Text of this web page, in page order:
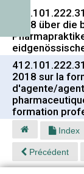
2018 über die
2018 sur la
d'agente/
formation
Index
Précédent